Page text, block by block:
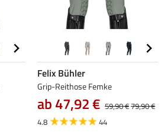
Felix Bühler
Grip-Reithose Femke
ab 47,92 € 59,90 €79,90 €
4.8
44